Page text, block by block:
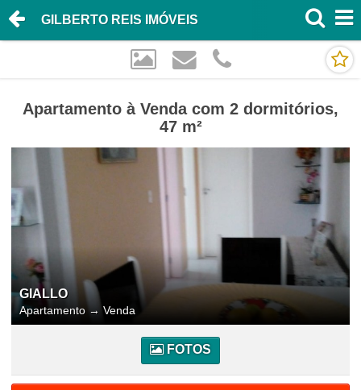
GILBERTO REIS IMÓVEIS
Apartamento à Venda com 2 dormitórios,
47 m²
GIALLO
Apartamento→ Venda
FOTOS